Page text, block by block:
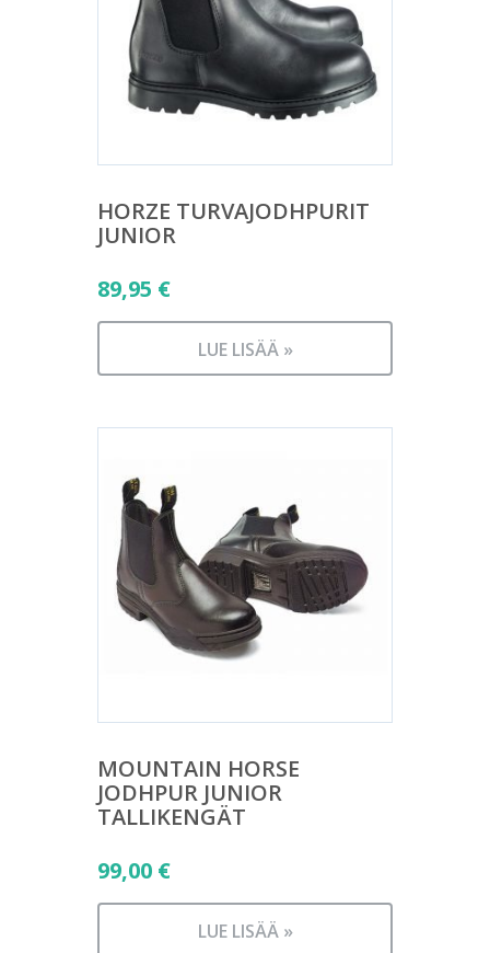
HORZE TURVAJODHPURIT
JUNIOR
89,95 €
LUE LISÄÄ »
MOUNTAIN HORSE
JODHPUR JUNIOR
TALLIKENGÄT
99,00 €
LUE LISÄÄ »